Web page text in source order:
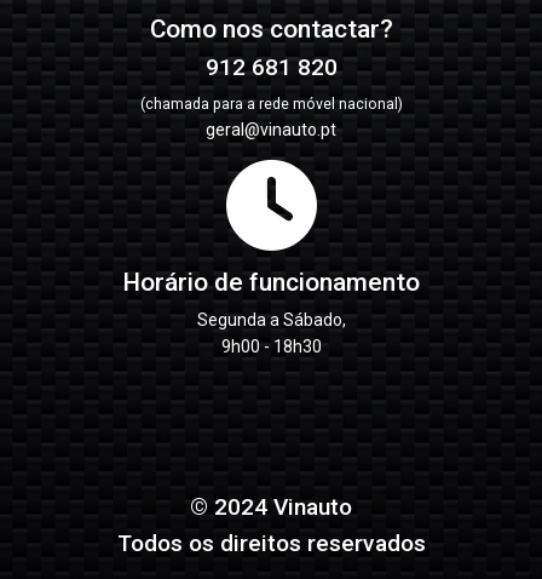
Como nos contactar?
912 681 820
(chamada para a rede móvel nacional)
geral@vinauto.pt
Horário de funcionamento
Segunda a Sábado,
9h00 - 18h30
© 2024 Vinauto
Todos os direitos reservados